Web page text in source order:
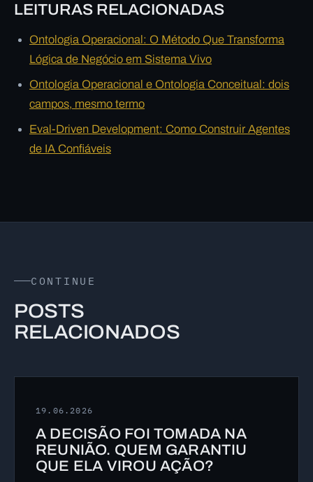
LEITURAS RELACIONADAS
Ontologia Operacional: O Método Que Transforma
Lógica de Negócio em Sistema Vivo
Ontologia Operacional e Ontologia Conceitual: dois
campos, mesmo termo
Eval-Driven Development: Como Construir Agentes
de IA Confiáveis
CONTINUE
POSTS
RELACIONADOS
19.06.2026
A DECISÃO FOI TOMADA NA
REUNIÃO. QUEM GARANTIU
QUE ELA VIROU AÇÃO?